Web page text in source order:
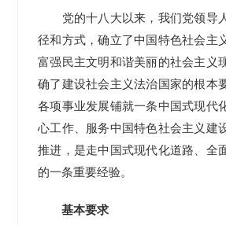
党的十八大以来，我们党领导人
径和方式，确立了中国特色社会主
富强民主文明和谐美丽的社会主义
确了建设社会主义法治国家的根本
各项事业发展铺就一条中国式现代
心工作、服务中国特色社会主义建
推进，是走中国式现代化道路、全
的一条重要经验。
基本要求